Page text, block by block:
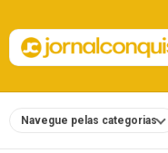
Navegue pelas categorias